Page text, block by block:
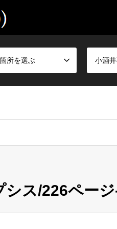
所を選ぶ 小酒
ス/226ページ-